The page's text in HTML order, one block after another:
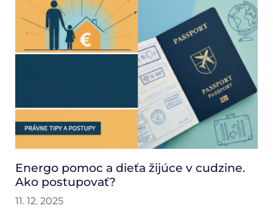
Energo pomoc a dieťa žijúce v cudzine.
Ako postupovať?
11. 12. 2025